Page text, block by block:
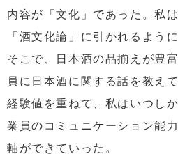
内容が「文化」であった。私
「酒文化論」に引かれるよう
そこで、日本酒の品揃えが豊
員に日本酒に関する話を教え
経験値を重ねて、私はいつし
業員のコミュニケーション能
軸ができていった。